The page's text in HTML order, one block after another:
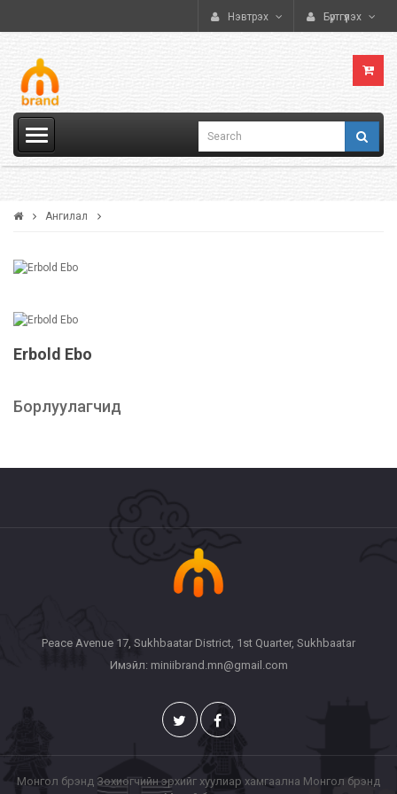
Нэвтрэх Бүртгүүлэх
Ангилал
Erbold Ebo
Борлуулагчид
Peace Avenue 17, Sukhbaatar District, 1st Quarter, Sukhbaatar
Имэйл: miniibrand.mn@gmail.com
Монгол брэнд Зохиогчийн эрхийг хуулиар хамгаална Монгол брэнд